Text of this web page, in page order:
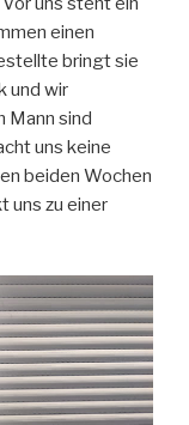
einen
bringt sie
und wir
Mann sind
uns keine
beiden Wochen
uns zu einer